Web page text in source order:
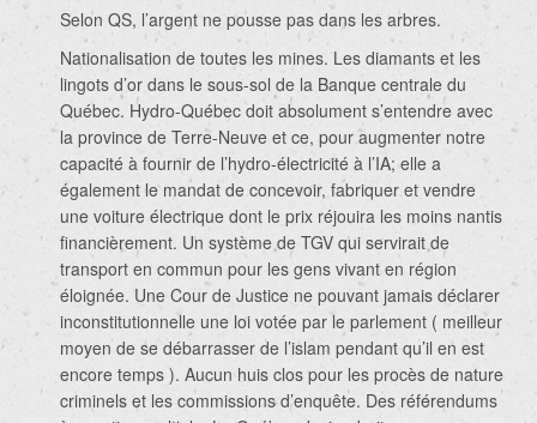
Selon QS, l’argent ne pousse pas dans les arbres.
Nationalisation de toutes les mines. Les diamants et les
lingots d’or dans le sous-sol de la Banque centrale du
Québec. Hydro-Québec doit absolument s’entendre avec
la province de Terre-Neuve et ce, pour augmenter notre
capacité à fournir de l’hydro-électricité à l’IA; elle a
également le mandat de concevoir, fabriquer et vendre
une voiture électrique dont le prix réjouira les moins nantis
financièrement. Un système de TGV qui servirait de
transport en commun pour les gens vivant en région
éloignée. Une Cour de Justice ne pouvant jamais déclarer
inconstitutionnelle une loi votée par le parlement ( meilleur
moyen de se débarrasser de l’islam pendant qu’il en est
encore temps ). Aucun huis clos pour les procès de nature
criminels et les commissions d’enquête. Des référendums